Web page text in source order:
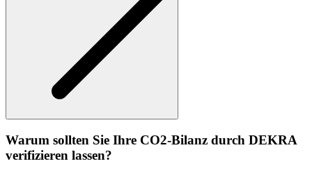
Warum sollten Sie Ihre CO2-Bilanz durch DEKRA
verifizieren lassen?